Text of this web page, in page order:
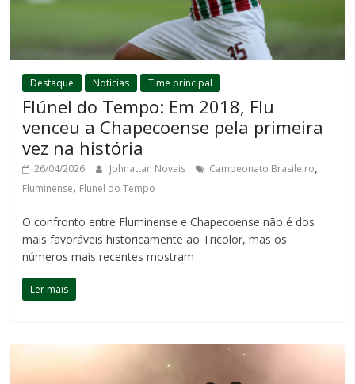
Destaque Notícias Time principal
Flúnel do Tempo: Em 2018, Flu
venceu a Chapecoense pela primeira
vez na história
26/04/2026 Johnattan Novais Campeonato Brasileiro,
Fluminense, Flunel do Tempo
O confronto entre Fluminense e Chapecoense não é dos
mais favoráveis historicamente ao Tricolor, mas os
números mais recentes mostram
Ler mais